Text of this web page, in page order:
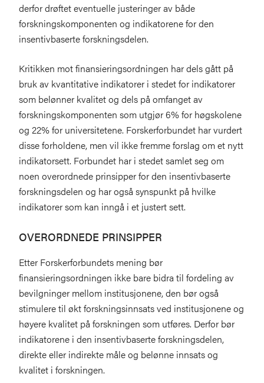
derfor drøftet eventuelle justeringer av både
forskningskomponenten og indikatorene for den
insentivbaserte forskningsdelen.
Kritikken mot finansieringsordningen har dels gått på
bruk av kvantitative indikatorer i stedet for indikatorer
som belønner kvalitet og dels på omfanget av
forskningskomponenten som utgjør 6% for høgskolene
og 22% for universitetene. Forskerforbundet har vurdert
disse forholdene, men vil ikke fremme forslag om et nytt
indikatorsett. Forbundet har i stedet samlet seg om
noen overordnede prinsipper for den insentivbaserte
forskningsdelen og har også synspunkt på hvilke
indikatorer som kan inngå i et justert sett.
OVERORDNEDE PRINSIPPER
Etter Forskerforbundets mening bør
finansieringsordningen ikke bare bidra til fordeling av
bevilgninger mellom institusjonene, den bør også
stimulere til økt forskningsinnsats ved institusjonene og
høyere kvalitet på forskningen som utføres. Derfor bør
indikatorene i den insentivbaserte forskningsdelen,
direkte eller indirekte måle og belønne innsats og
kvalitet i forskningen.